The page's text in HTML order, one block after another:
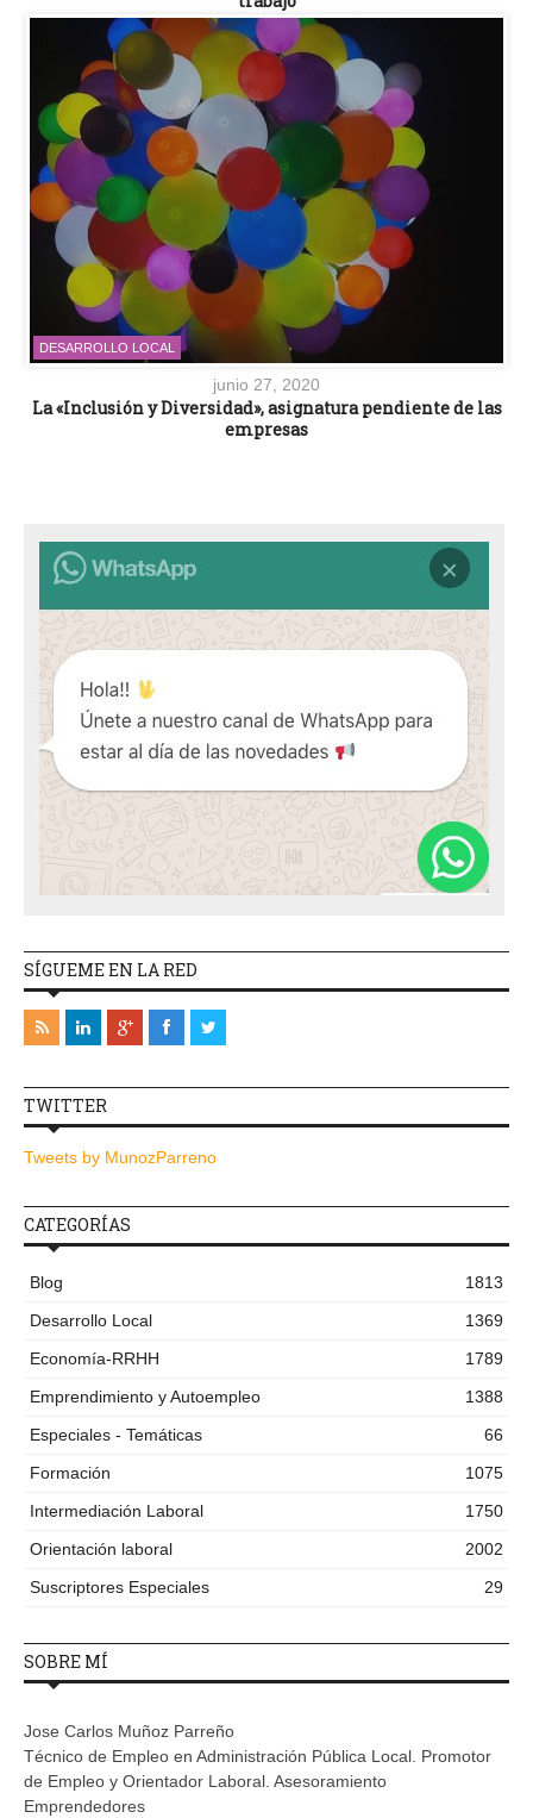
DESARROLLO LOCAL
junio 27, 2020
La «Inclusión y Diversidad», asignatura pendiente de las
empresas
SÍGUEME EN LA RED
TWITTER
Tweets by MunozParreno
CATEGORÍAS
Blog
1813
Desarrollo Local
1369
Economía-RRHH
1789
Emprendimiento y Autoempleo
1388
Especiales - Temáticas
66
Formación
1075
Intermediación Laboral
1750
Orientación laboral
2002
Suscriptores Especiales
29
SOBRE MÍ
Jose Carlos Muñoz Parreño
Técnico de Empleo en Administración Pública Local. Promotor
de Empleo y Orientador Laboral. Asesoramiento
Emprendedores